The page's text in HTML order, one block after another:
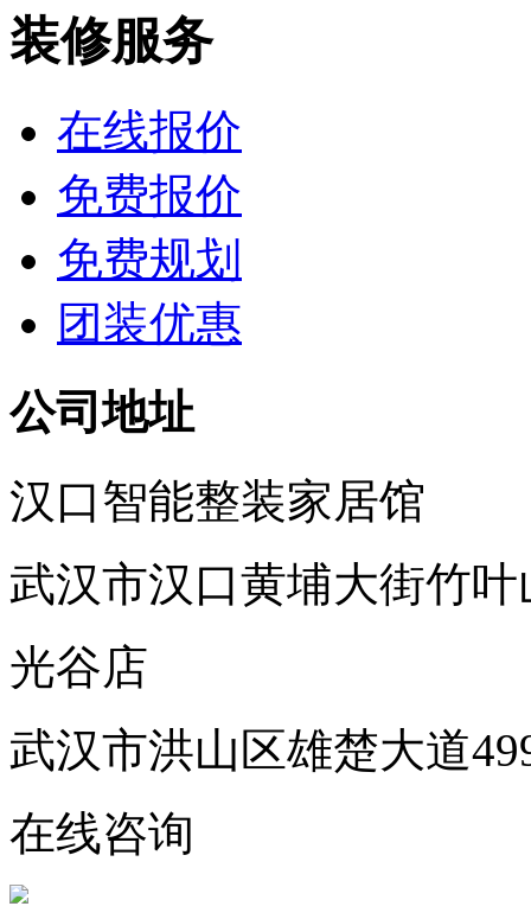
装修服务
在线报价
免费报价
免费规划
团装优惠
公司地址
汉口智能整装家居馆
武汉市汉口黄埔大街竹
光谷店
武汉市洪山区雄楚大道
在线咨询